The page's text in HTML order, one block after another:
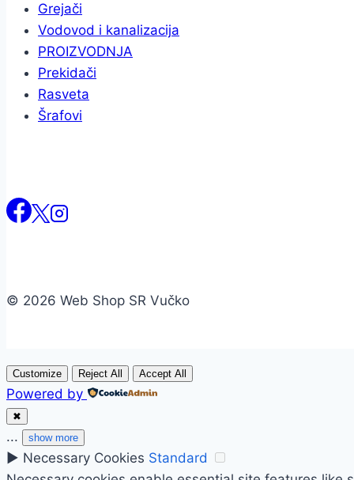
Grejači
Vodovod i kanalizacija
PROIZVODNJA
Prekidači
Rasveta
Šrafovi
© 2026 Web Shop SR Vučko
Customize Reject All Accept All
Powered by
✖
... show more
► Necessary Cookies Standard